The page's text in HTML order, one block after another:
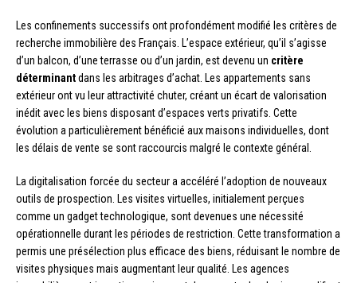
Les confinements successifs ont profondément modifié les critères de
recherche immobilière des Français. L’espace extérieur, qu’il s’agisse
d’un balcon, d’une terrasse ou d’un jardin, est devenu un critère
déterminantdans les arbitrages d’achat. Les appartements sans
extérieur ont vu leur attractivité chuter, créant un écart de valorisation
inédit avec les biens disposant d’espaces verts privatifs. Cette
évolution a particulièrement bénéficié aux maisons individuelles, dont
les délais de vente se sont raccourcis malgré le contexte général.
La digitalisation forcée du secteur a accéléré l’adoption de nouveaux
outils de prospection. Les visites virtuelles, initialement perçues
comme un gadget technologique, sont devenues une nécessité
opérationnelle durant les périodes de restriction. Cette transformation a
permis une présélection plus efficace des biens, réduisant le nombre de
visites physiques mais augmentant leur qualité. Les agences